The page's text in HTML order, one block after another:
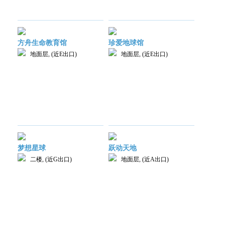
方舟生命教育馆
地面层, (近E出口)
珍爱地球馆
地面层, (近E出口)
梦想星球
二楼, (近G出口)
跃动天地
地面层, (近A出口)